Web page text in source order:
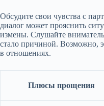
Обсудите свои чувства с
диалог может прояснить
измены. Слушайте
стало причиной. Возможно,
в отношениях.
Плюсы прощения